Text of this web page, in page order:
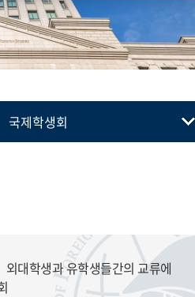
국제학생회
문화축전준비위원회
외대학생과 유학생들간의 교류에